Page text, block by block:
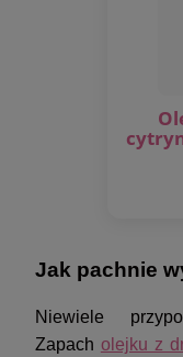
Jak pachnie
Niewiele
Zapach olejku z